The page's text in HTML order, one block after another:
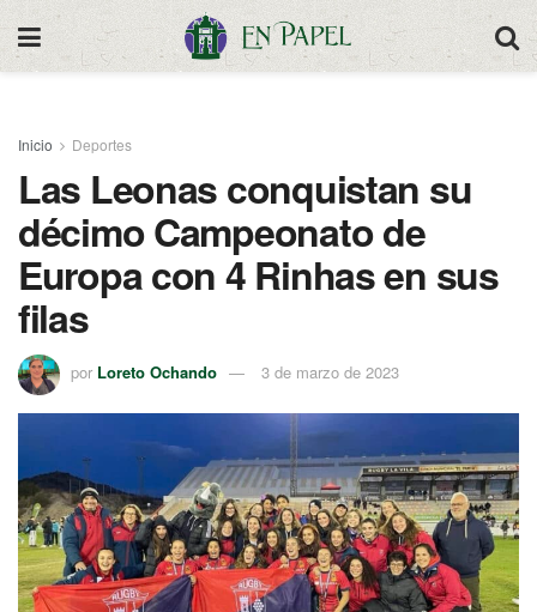
Inicio Deportes
Las Leonas conquistan su
décimo Campeonato de
Europa con 4 Rinhas en sus
filas
por Loreto Ochando 3 de marzo de 2023